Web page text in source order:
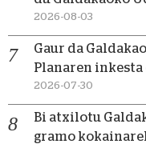
2026-08-03
Gaur da
Planaren inkesta
2026-07-30
Bi atxilotu
gramo